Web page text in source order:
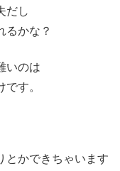
だし
るかな？
いのは
す。
とかできちゃいます